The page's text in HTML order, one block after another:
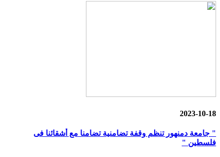
2023-10-18
" جامعة دمنهور تنظم وقفة تضامنية تضامنا مع أشقائنا فى
فلسطين "